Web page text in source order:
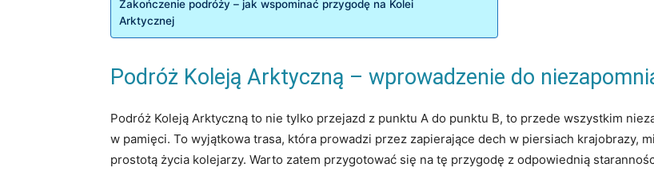
Zakończenie podróży – jak ⁣wspominać przygodę na Kolei
Arktycznej
Podróż​ Koleją ‌Arktyczną – wprowadzenie ⁣do
Podróż Koleją Arktyczną to nie ⁤tylko przejazd z punktu A⁣ do punktu B, to przede wszystkim
w⁤ pamięci. To wyjątkowa trasa, ⁤która prowadzi przez zapierające dech w piersiach krajobrazy,
prostotą życia‌ kolejarzy. Warto ⁤zatem przygotować‍ się ‌na tę przygodę⁤ z odpowiednią